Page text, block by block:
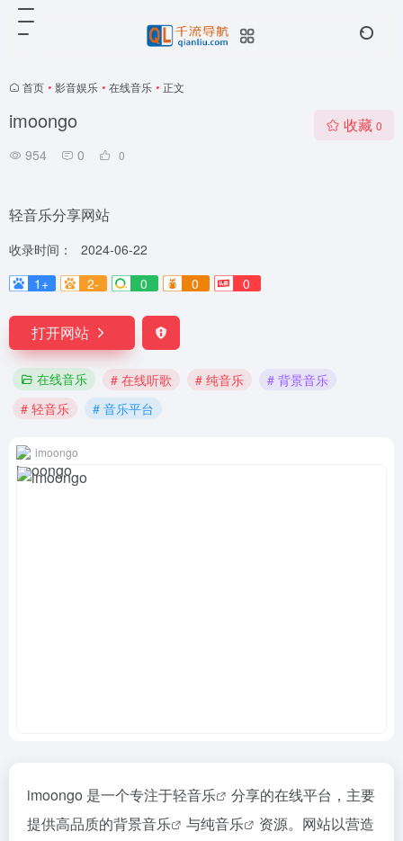
首页 • 影音娱乐 • 在线音乐 • 正文
imoongo
954 0 0
收藏 0
轻音乐分享网站
收录时间：
2024-06-22
1+
2- 0 0 0
打开网站
在线音乐 # 在线听歌 # 纯音乐
# 背景音乐
# 轻音乐
# 音乐平台
imoongo
imoongo 是一个专注于轻音乐
分享的在线平台，主要
提供高品质的背景音乐 与纯音乐
资源。网站以营造